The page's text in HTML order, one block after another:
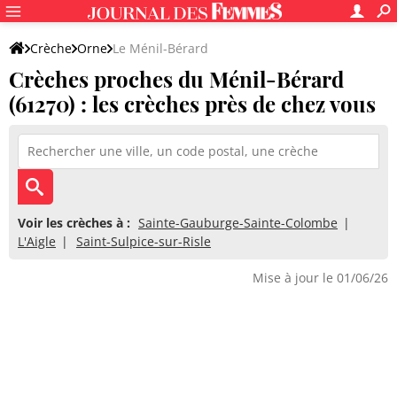
Crèche Orne Le Ménil-Bérard
Crèches proches du Ménil-Bérard
(61270) : les crèches près de chez vous
Voir les crèches à : Sainte-Gauburge-Sainte-Colombe
L'Aigle
Saint-Sulpice-sur-Risle
Mise à jour le 01/06/26